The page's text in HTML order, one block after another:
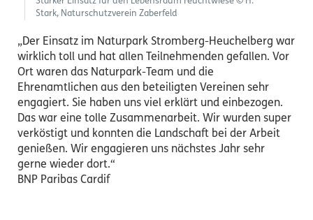
Stark, Naturschutzverein Zaberfeld
„Der Einsatz im Naturpark Stromberg-Heuchelberg war
wirklich toll und hat allen Teilnehmenden gefallen. Vor
Ort waren das Naturpark-Team und die
Ehrenamtlichen aus den beteiligten Vereinen sehr
engagiert. Sie haben uns viel erklärt und einbezogen.
Das war eine tolle Zusammenarbeit. Wir wurden super
verköstigt und konnten die Landschaft bei der Arbeit
genießen. Wir engagieren uns nächstes Jahr sehr
gerne wieder dort.“
BNP Paribas Cardif